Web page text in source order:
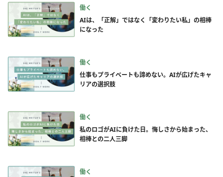
働く
AIは、「正解」ではなく「変わりたい私」の相棒
になった
働く
仕事もプライベートも諦めない。AIが広げたキャ
リアの選択肢
働く
私のロゴがAIに負けた日。悔しさから始まった、
相棒との二人三脚
働く